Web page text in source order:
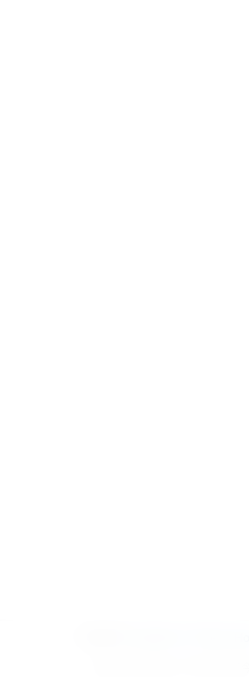
VuePress Theme
基于 MIT 协议，© 2019-至